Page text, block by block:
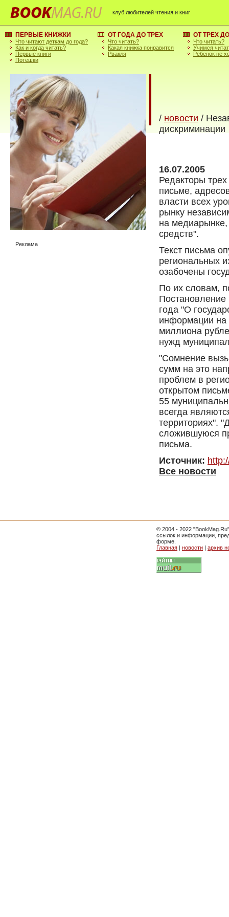
клуб любителей чтения и книг
ПЕРВЫЕ КНИЖКИ
Что читают деткам до года?
Как и когда читать?
Первые книги
Потешки
ОТ ГОДА ДО ТРЕХ
Что читать?
Какая книжка понравится
Рвакля
ОТ ТРЕХ
Что читать?
Учимся
Ребенок не
Реклама
/ новости /
дискриминации
16.07.2005
Редакторы
письме,
власти всех
рынку
на
средств".
Текст письма
региональных
озабочены
По их словам,
Постановление
года "О
информации на
миллиона
нужд
"Сомнение
сумм на это
проблем в
открытом
55
всегда
территориях".
сложившуюся
письма.
Источник:
Все новости
© 2004 - 2022
ссылок и информации,
форме.
Главная | новости | архив